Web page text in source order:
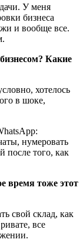
У меня
бизнеса
и вообще все.
Какие
хотелось
в шоке,
нумеровать
после того, как
время тоже этот
свой склад, как
все